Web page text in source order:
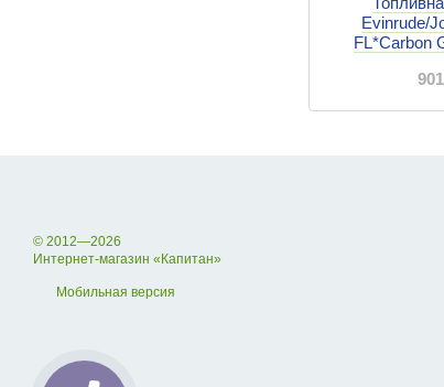
Evinrude/
FL*Carbon
© 2012—2026
Интернет-магазин «Капитан»
Мобильная версия